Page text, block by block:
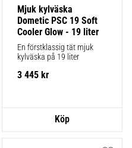
Mjuk kylväska
Dometic PSC 19 Soft
Cooler Glow - 19 liter
En förstklassig tät mjuk
kylväska på 19 liter
3 445 kr